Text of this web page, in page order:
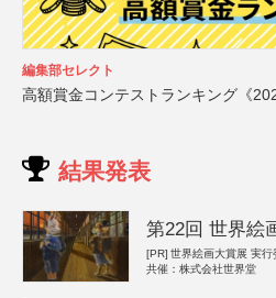
編集部セレクト
高額賞金コンテストランキング《
結果発表
第22回 世界絵
[PR] 世界絵画大賞展 実行
共催：株式会社世界堂